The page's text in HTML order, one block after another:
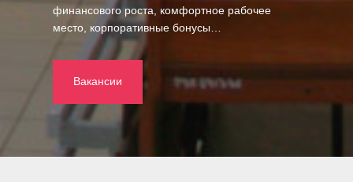
финансового роста, комфортное рабочее
место, корпоративные бонусы…
Вакансии